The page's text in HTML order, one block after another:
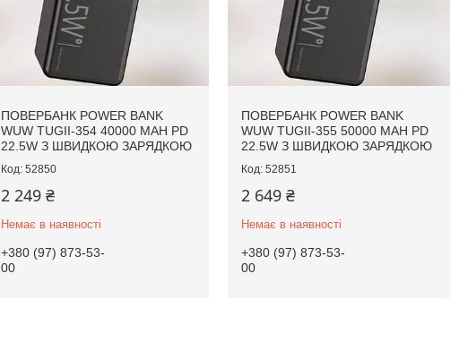
ПОВЕРБАНК POWER BANK
WUW TUGII-354 40000 MAH PD
22.5W З ШВИДКОЮ ЗАРЯДКОЮ
52850
2 249 ₴
Немає в наявності
+380 (97) 873-53-
00
ПОВЕРБАНК POWER BANK
WUW TUGII-355 50000 MAH PD
22.5W З ШВИДКОЮ ЗАРЯДКОЮ
52851
2 649 ₴
Немає в наявності
+380 (97) 873-53-
00